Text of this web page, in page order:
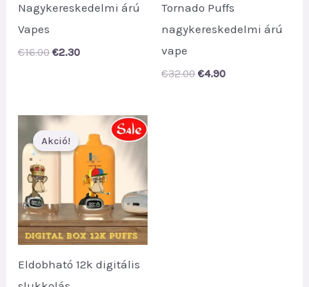
Nagykereskedelmi árú
Vapes
€16.00 Original
€2.30Current
Tornado Puffs
nagykereskedelmi árú
vape
€32.00 Original
€4.90Current
Akció!
Akció!
Eldobható 12k digitális